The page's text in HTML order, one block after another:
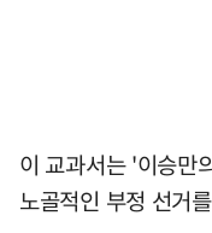
이 교과서는 '이승만
노골적인 부정 선거